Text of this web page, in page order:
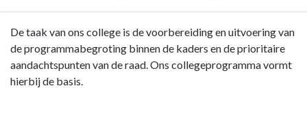
Terug
naar
navigatie
De taak van ons college is de voorbereiding en uitvoering van
de programmabegroting binnen de kaders en de prioritaire
aandachtspunten van de raad. Ons collegeprogramma vormt
hierbij de basis.